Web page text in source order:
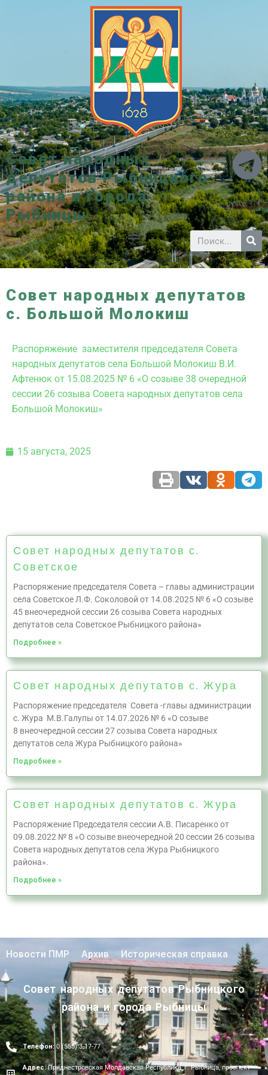
Совет народных
депутатов Рыбницкого
района и города
Рыбницы
Совет народных депутатов
с. Большой Молокиш
Распоряжение заместителя председателя Совета
народных депутатов села Большой Молокиш В.И.
Афтенюк от 15.08.2025 № 6 «О созыве 38 очередной
сессии 26 созыва Совета народных депутатов села
Большой Молокиш»
15 августа, 2025
Совет народных депутатов с.
Советское
Распоряжение председателя Совета – главы администрации
села Советское Л.Ф. Соколовой от 14.08.2025 № 6 «О созыве
45 внеочередной сессии 26 созыва Совета народных
депутатов села Советское Рыбницкого района»
Подробнее »
Совет народных депутатов с. Жура
Распоряжение председателя Совета -главы администрации
с. Жура М.В.Галупы от 14.07.2026 № 6 «О созыве
8 внеочередной сессии 27 созыва Совета народных
депутатов села Жура Рыбницкого района»
Подробнее »
Совет народных депутатов с. Жура
Распоряжение Председателя сессии А.В. Писаренко от
09.08.2022 № 8 «О созыве внеочередной 20 сессии 26 созыва
Совета народных депутатов села Жура Рыбницкого
района».
Подробнее »
Новости ПМР Архив Историческая справка
Совет народных депутатов Рыбницкого
района и города Рыбницы
Телефон:0 (555) 3-17-77
Адрес:Приднестровская Молдавская Республика, г. Рыбница, проспект